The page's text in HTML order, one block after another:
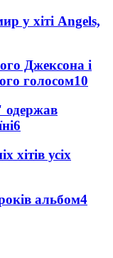
у хіті Angels,
Джексона і
голосом10
одержав
6
хітів усіх
альбом4